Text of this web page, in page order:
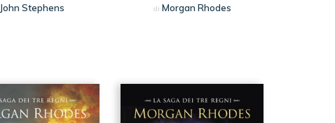
John Stephens di Morgan Rhodes